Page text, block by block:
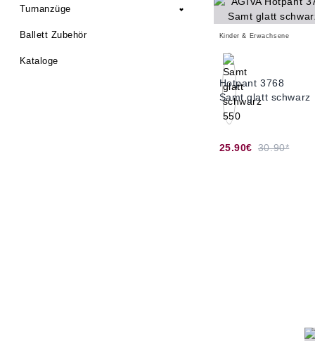
Turnanzüge
Ballett Zubehör
Kataloge
Kinder & Erwachsene
Hotpant 3768
Samt glatt schwarz
25.90€ 30.90*